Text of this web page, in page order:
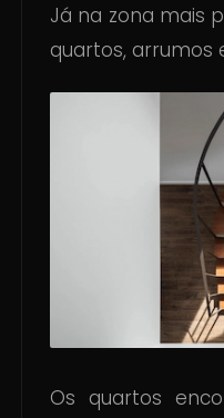
Já na zona mais
quartos, arrumos
Os quartos